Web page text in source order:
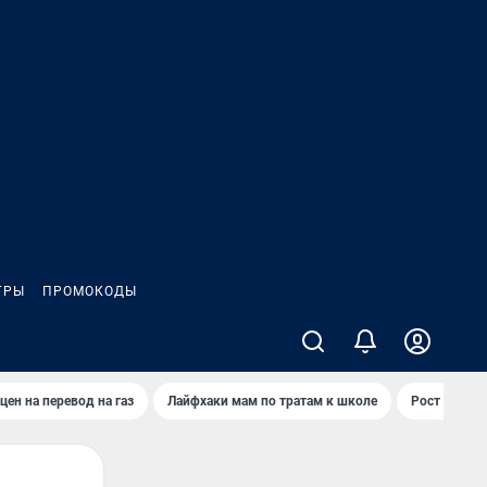
ПРОМОКОДЫ
на перевод на газ Лайфхаки мам по тратам к школе Рост цен на